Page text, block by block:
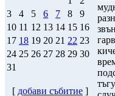
3
4 5 6 7 8
9
10 11 12 13 14 15 16
17 18 19 20 21 22 23
24 25 26 27 28 29 30
31
[ добави събитие ]